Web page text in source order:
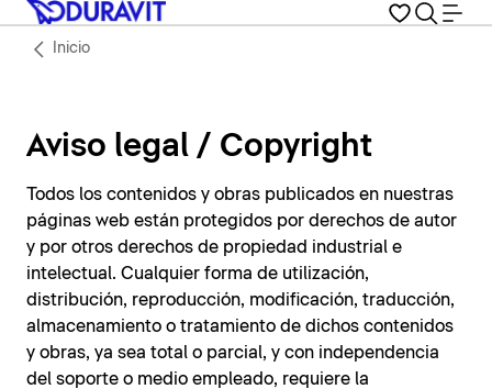
Inicio
Aviso legal / Copyright
Todos los contenidos y obras publicados en nuestras
páginas web están protegidos por derechos de autor
y por otros derechos de propiedad industrial e
intelectual. Cualquier forma de utilización,
distribución, reproducción, modificación, traducción,
almacenamiento o tratamiento de dichos contenidos
y obras, ya sea total o parcial, y con independencia
del soporte o medio empleado, requiere la